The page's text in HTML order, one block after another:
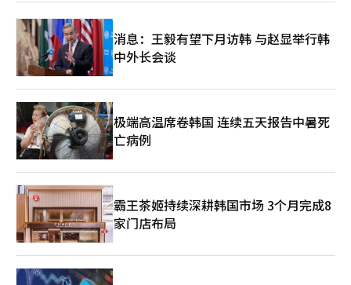
时代应走的更宽广的道路。 作者主要经历 △韩美议会交流基金会
理事长（Korea Inter-Parliamentary Exchange Center,
Washington D.C.） △前国会议员（连任，京畿道南扬州市，民主
党） △2006-2007年康奈尔大学东亚中心访问研究员（美国纽
约） △前总统（金大中）秘书室长
消息：王毅有望下月访韩 与赵显举行韩
中外长会谈
极端高温席卷韩国 连续五天报告中暑死
亡病例
霸王茶姬持续深耕韩国市场 3个月完成8
家门店布局